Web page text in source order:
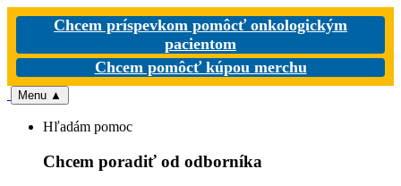
Chcem príspevkom pomôcť onkologickým
pacientom
Chcem pomôcť kúpou merchu
Menu ▲
Hľadám pomoc
Chcem poradiť od odborníka